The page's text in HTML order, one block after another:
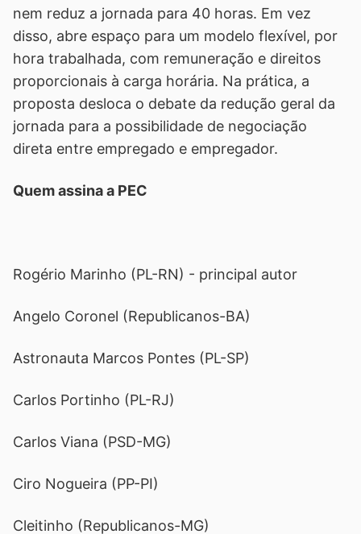
nem reduz a jornada para 40 horas. Em vez
disso, abre espaço para um modelo flexível, por
hora trabalhada, com remuneração e direitos
proporcionais à carga horária. Na prática, a
proposta desloca o debate da redução geral da
jornada para a possibilidade de negociação
direta entre empregado e empregador.
Quem assina a PEC
Rogério Marinho (PL-RN) - principal autor
Angelo Coronel (Republicanos-BA)
Astronauta Marcos Pontes (PL-SP)
Carlos Portinho (PL-RJ)
Carlos Viana (PSD-MG)
Ciro Nogueira (PP-PI)
Cleitinho (Republicanos-MG)